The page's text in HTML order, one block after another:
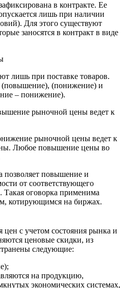
в контракте. Ее
лишь при наличии
Для этого существуют
заносятся в контракт в виде
лишь при поставке товаров.
(повышение), (понижение) и
– понижение).
рыночной цены ведет к
рыночной цены ведет к
Любое повышение цены во
позволяет повышение и
от соответствующего
оговорка применима
котирующимся на биржах.
цен с учетом состояния рынка и
ценовые скидки, из
следующие:
на продукцию,
экономических системах,